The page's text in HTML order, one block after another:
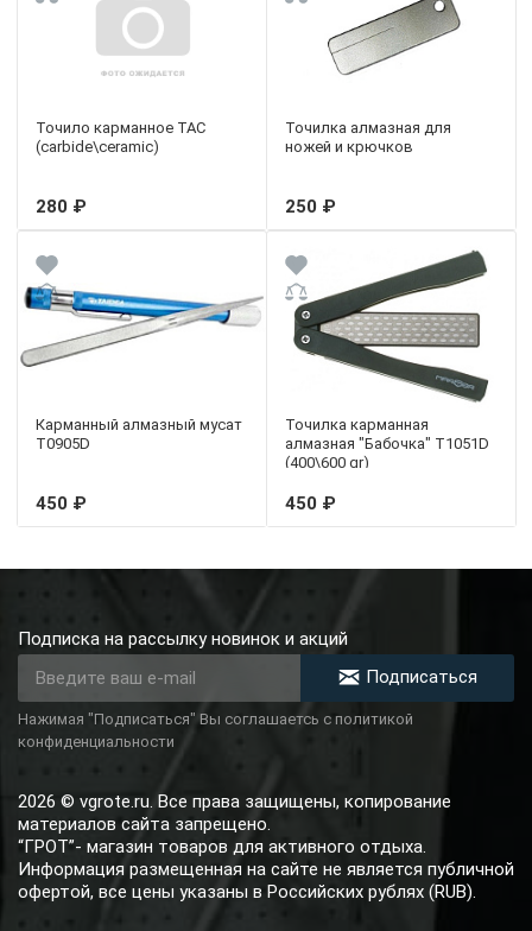
Точило карманное TAC
(carbide\ceramic)
280 ₽
Точилка алмазная для
ножей и крючков
250 ₽
Карманный алмазный мусат
T0905D
450 ₽
Точилка карманная
алмазная "Бабочка" T1051D
(400\600 gr)
450 ₽
Подписка на рассылку новинок и акций
Подписаться
Нажимая "Подписаться" Вы соглашаетсь с политикой
конфиденциальности
2026 © vgrote.ru. Все права защищены, копирование
материалов сайта запрещено.
“ГРОТ”- магазин товаров для активного отдыха.
Информация размещенная на сайте не является публичной
офертой, все цены указаны в Российских рублях (RUB).